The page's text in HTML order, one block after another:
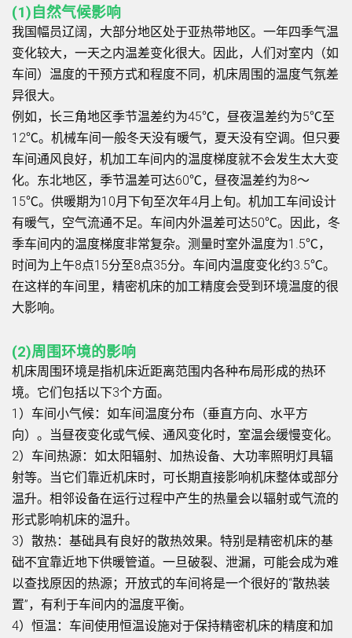
(1)自然气候影响
我国幅员辽阔，大部分地区处于亚热带地区。一年四季气温
变化较大，一天之内温差变化很大。因此，人们对室内（如
车间）温度的干预方式和程度不同，机床周围的温度气氛差
异很大。
例如，长三角地区季节温差约为45℃，昼夜温差约为5℃至
12℃。机械车间一般冬天没有暖气，夏天没有空调。但只要
车间通风良好，机加工车间内的温度梯度就不会发生太大变
化。东北地区，季节温差可达60℃，昼夜温差约为8～
15℃。供暖期为10月下旬至次年4月上旬。机加工车间设计
有暖气，空气流通不足。车间内外温差可达50℃。因此，冬
季车间内的温度梯度非常复杂。测量时室外温度为1.5℃，
时间为上午8点15分至8点35分。车间内温度变化约3.5℃。
在这样的车间里，精密机床的加工精度会受到环境温度的很
大影响。
(2)周围环境的影响
机床周围环境是指机床近距离范围内各种布局形成的热环
境。它们包括以下3个方面。
1）车间小气候：如车间温度分布（垂直方向、水平方
向）。当昼夜变化或气候、通风变化时，室温会缓慢变化。
2）车间热源：如太阳辐射、加热设备、大功率照明灯具辐
射等。当它们靠近机床时，可长期直接影响机床整体或部分
温升。相邻设备在运行过程中产生的热量会以辐射或气流的
形式影响机床的温升。
3）散热：基础具有良好的散热效果。特别是精密机床的基
础不宜靠近地下供暖管道。一旦破裂、泄漏，可能会成为难
以查找原因的热源；开放式的车间将是一个很好的“散热装
置”，有利于车间内的温度平衡。
4）恒温：车间使用恒温设施对于保持精密机床的精度和加